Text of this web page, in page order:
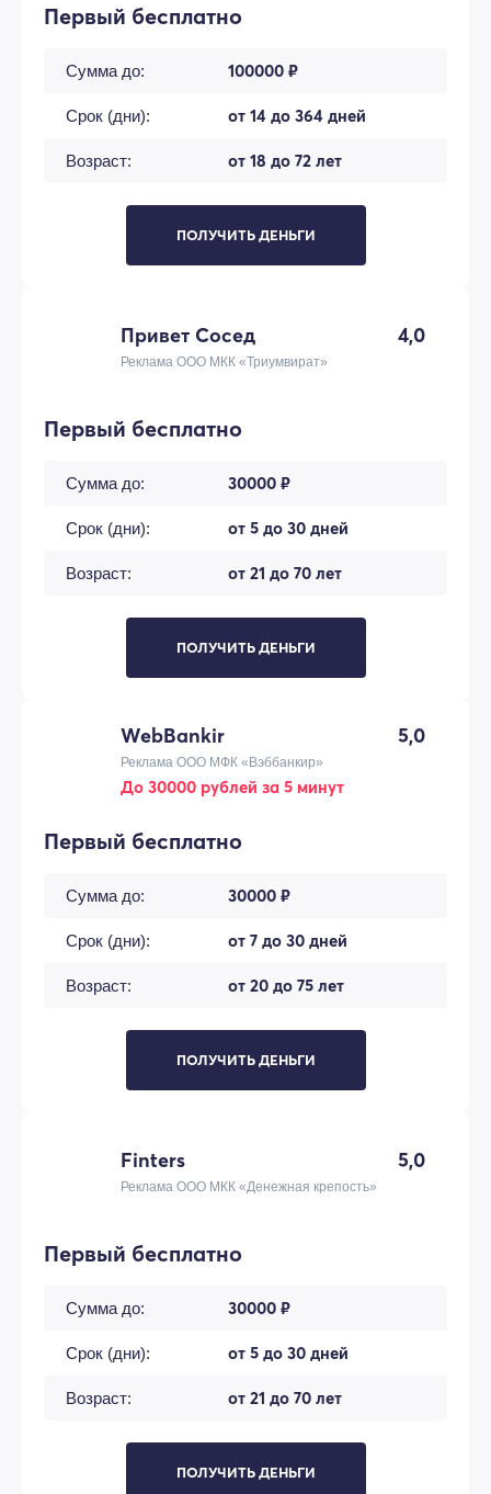
Первый бесплатно
Сумма до: 100000 ₽
Срок (дни): от 14 до 364 дней
Возраст: от 18 до 72 лет
ПОЛУЧИТЬ ДЕНЬГИ
Привет Сосед 4,0
Реклама ООО МКК «Триумвират»
Первый бесплатно
Сумма до: 30000 ₽
Срок (дни): от 5 до 30 дней
Возраст: от 21 до 70 лет
ПОЛУЧИТЬ ДЕНЬГИ
WebBankir 5,0
Реклама ООО МФК «Вэббанкир»
До 30000 рублей за 5 минут
Первый бесплатно
Сумма до: 30000 ₽
Срок (дни): от 7 до 30 дней
Возраст: от 20 до 75 лет
ПОЛУЧИТЬ ДЕНЬГИ
Finters 5,0
Реклама ООО МКК «Денежная крепость»
Первый бесплатно
Сумма до: 30000 ₽
Срок (дни): от 5 до 30 дней
Возраст: от 21 до 70 лет
ПОЛУЧИТЬ ДЕНЬГИ